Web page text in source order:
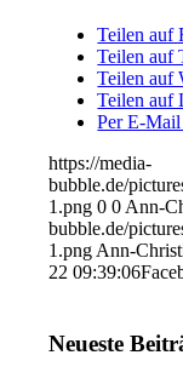
Teilen auf
Teilen auf
Teilen auf
Teilen auf
Per E-Mail
https://media-
bubble.de/
1.png 0 0 Ann-
bubble.de/
1.png Ann-
22 09:39:06
Neueste